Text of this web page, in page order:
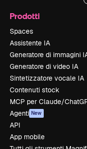
Prodotti
Spaces
Assistente IA
Generatore di immagini
Generatore di video IA
Sintetizzatore vocale IA
Contenuti stock
MCP per Claude/
Agenti New
API
App mobile